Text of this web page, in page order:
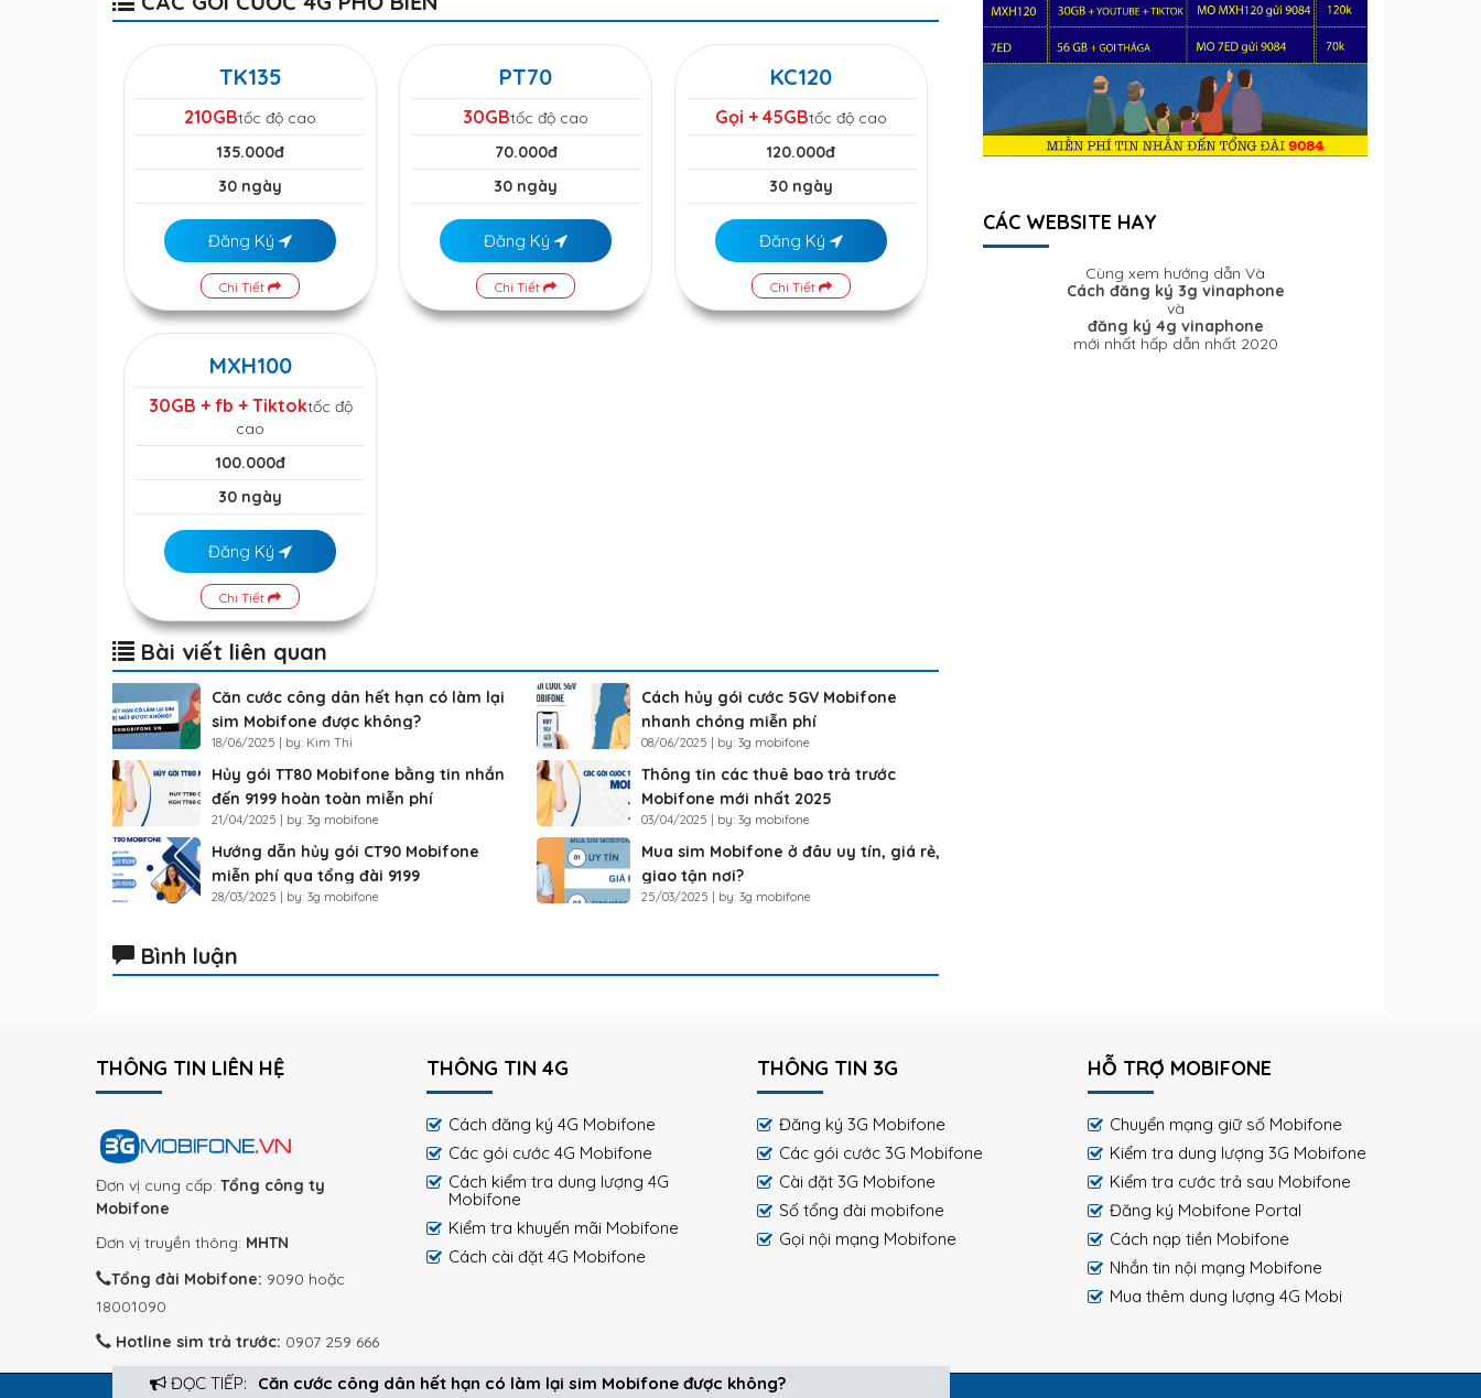
TK135
210GBtốc độ cao
135.000đ
30 ngày
Đăng Ký
Chi Tiết
PT70
30GBtốc độ cao
70.000đ
30 ngày
Đăng Ký
Chi Tiết
KC120
Gọi + 45GBtốc độ cao
120.000đ
30 ngày
Đăng Ký
Chi Tiết
MXH100
30GB + fb + Tiktoktốc độ
cao
100.000đ
30 ngày
Đăng Ký
Chi Tiết
Bài viết liên quan
Căn cước công dân hết hạn có làm lại
sim Mobifone được không?
18/06/2025 | by: Kim Thi
Cách hủy gói cước 5GV Mobifone
nhanh chóng miễn phí
08/06/2025 | by: 3g mobifone
Hủy gói TT80 Mobifone bằng tin nhắn
đến 9199 hoàn toàn miễn phí
21/04/2025 | by: 3g mobifone
Thông tin các thuê bao trả trước
Mobifone mới nhất 2025
03/04/2025 | by: 3g mobifone
Hướng dẫn hủy gói CT90 Mobifone
miễn phí qua tổng đài 9199
28/03/2025 | by: 3g mobifone
Mua sim Mobifone ở đâu uy tín, giá rẻ,
giao tận nơi?
25/03/2025 | by: 3g mobifone
Bình luận
ĐỌC TIẾP: Căn cước công dân hết hạn có làm lại sim Mobifone được không?
CÁC WEBSITE HAY
Cùng xem hướng dẫn Và
Cách đăng ký 3g vinaphone
và
đăng ký 4g vinaphone
mới nhất hấp dẫn nhất 2020
THÔNG TIN LIÊN HỆ
Đơn vị cung cấp: Tổng công ty
Mobifone
Đơn vị truyền thông: MHTN
Tổng đài Mobifone: 9090 hoặc
18001090
Hotline sim trả trước: 0907 259 666
THÔNG TIN 4G
Cách đăng ký 4G Mobifone
Các gói cước 4G Mobifone
Cách kiểm tra dung lượng 4G
Mobifone
Kiểm tra khuyến mãi Mobifone
Cách cài đặt 4G Mobifone
THÔNG TIN 3G
Đăng ký 3G Mobifone
Các gói cước 3G Mobifone
Cài đặt 3G Mobifone
Số tổng đài mobifone
Gọi nội mạng Mobifone
HỖ TRỢ MOBIFONE
Chuyển mạng giữ số Mobifone
Kiểm tra dung lượng 3G Mobifone
Kiểm tra cước trả sau Mobifone
Đăng ký Mobifone Portal
Cách nạp tiền Mobifone
Nhắn tin nội mạng Mobifone
Mua thêm dung lượng 4G Mobi